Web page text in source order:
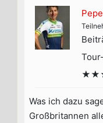
Pepe
Was ich dazu
Großbritannen